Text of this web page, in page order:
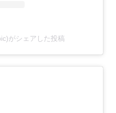
がシェアした投稿